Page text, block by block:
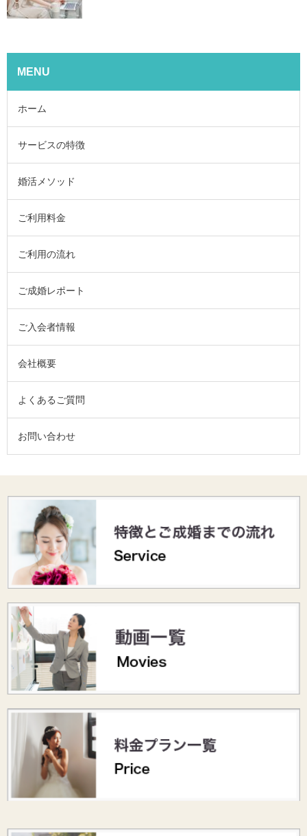
MENU
ホーム
サービスの特徴
婚活メソッド
ご利用料金
ご利用の流れ
ご成婚レポート
ご入会者情報
会社概要
よくあるご質問
お問い合わせ